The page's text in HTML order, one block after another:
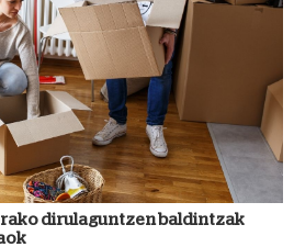
dirulaguntzen baldintzak